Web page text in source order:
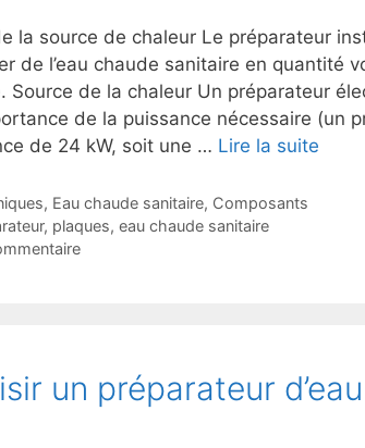
la source de chaleur Le préparateur
de l’eau chaude sanitaire en quantité
Source de la chaleur Un préparateur
de la puissance nécessaire (un
de 24 kW, soit une … Lire la suite
, Eau chaude sanitaire, Composants
, plaques, eau chaude sanitaire
un préparateur